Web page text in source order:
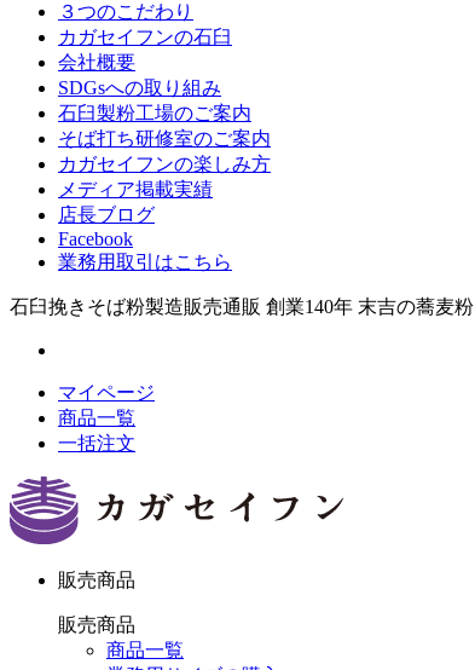
３つのこだわり
カガセイフンの石臼
会社概要
SDGsへの取り組み
石臼製粉工場のご案内
そば打ち研修室のご案内
カガセイフンの楽しみ方
メディア掲載実績
店長ブログ
Facebook
業務用取引はこちら
石臼挽きそば粉製造販売通販 創業140年 末吉の蕎麦粉
マイページ
商品一覧
一括注文
販売商品
販売商品
商品一覧